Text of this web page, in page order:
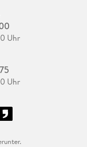
Uhr
Uhr